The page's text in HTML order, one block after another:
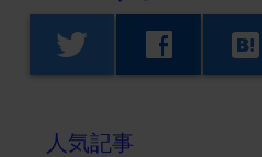
twitter facebook hatenabookmark
人気記事